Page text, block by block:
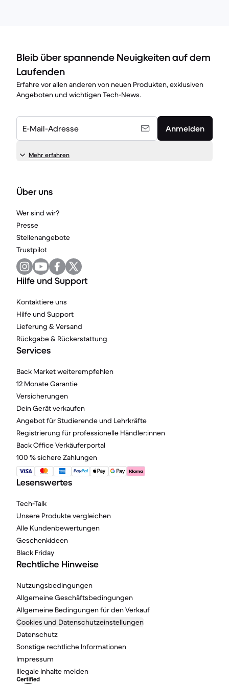
Bleib über spannende Neuigkeiten auf dem
Laufenden
Erfahre vor allen anderen von neuen Produkten, exklusiven
Angeboten und wichtigen Tech-News.
E-Mail-Adresse Anmelden
Mehr erfahren
Über uns
Wer sind wir?
Presse
Stellenangebote
Trustpilot
Hilfe und Support
Kontaktiere uns
Hilfe und Support
Lieferung & Versand
Rückgabe & Rückerstattung
Services
Back Market weiterempfehlen
12 Monate Garantie
Versicherungen
Dein Gerät verkaufen
Angebot für Studierende und Lehrkräfte
Registrierung für professionelle Händler:innen
Back Office Verkäuferportal
100 % sichere Zahlungen
Lesenswertes
Tech-Talk
Unsere Produkte vergleichen
Alle Kundenbewertungen
Geschenkideen
Black Friday
Rechtliche Hinweise
Nutzungsbedingungen
Allgemeine Geschäftsbedingungen
Allgemeine Bedingungen für den Verkauf
Cookies und Datenschutzeinstellungen
Datenschutz
Sonstige rechtliche Informationen
Impressum
Illegale Inhalte melden